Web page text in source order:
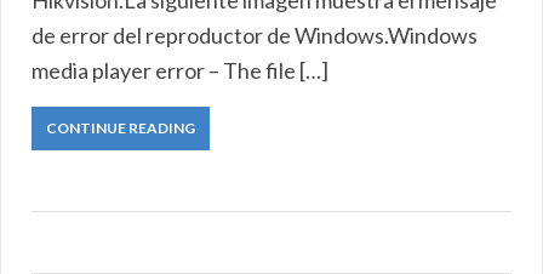
de error del reproductor de Windows.Windows
media player error – The file […]
CONTINUE READING